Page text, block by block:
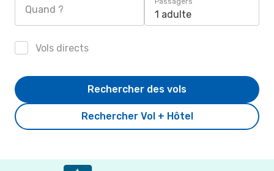
Quand ? 1 adulte
Vols directs
Rechercher Vol + Hôtel
Rechercher des vols